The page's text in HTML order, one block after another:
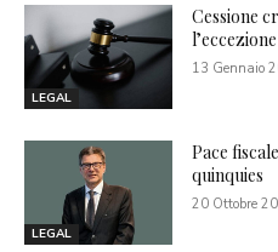
LEGAL
Cessione
13 Gennaio
LEGAL
Pace
quinquies
20 Ottobre